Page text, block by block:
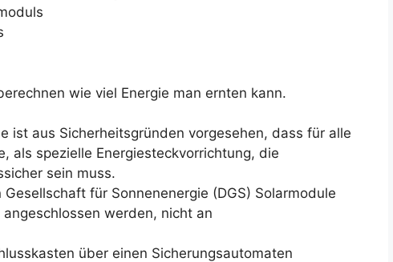
wie viel Energie man ernten kann.
ist aus Sicherheitsgründen vorgesehen, dass für alle
als spezielle Energiesteckvorrichtung, die
sein muss.
für Sonnenenergie (DGS) Solarmodule
werden, nicht an
über einen Sicherungsautomaten